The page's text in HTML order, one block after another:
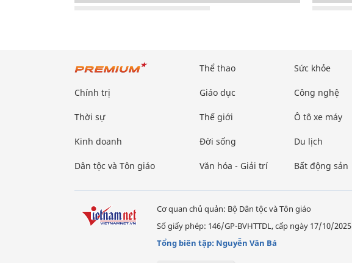
Chính trị
Thời sự
Kinh doanh
Dân tộc và Tôn giáo
Thể thao
Giáo dục
Thế giới
Đời sống
Văn hóa - Giải trí
Sức khỏe
Công nghệ
Ô tô xe máy
Du lịch
Bất động sản
Cơ quan chủ quản: Bộ Dân tộc và Tôn giáo
Số giấy phép: 146/GP-BVHTTDL, cấp ngày 17/10/2025
Tổng biên tập: Nguyễn Văn Bá